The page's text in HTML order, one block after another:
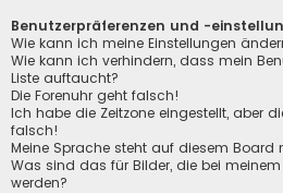
Benutzerpräferenzen und -
Wie kann ich meine Einstellungen
Wie kann ich verhindern, dass mein
Liste auftaucht?
Die Forenuhr geht falsch!
Ich habe die Zeitzone eingestellt, aber
falsch!
Meine Sprache steht auf diesem Board
Was sind das für Bilder, die bei
werden?